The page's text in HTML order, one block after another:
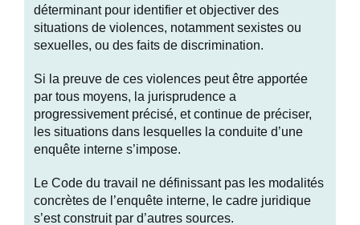
déterminant pour identifier et objectiver des
situations de violences, notamment sexistes ou
sexuelles, ou des faits de discrimination.
Si la preuve de ces violences peut être apportée
par tous moyens, la jurisprudence a
progressivement précisé, et continue de préciser,
les situations dans lesquelles la conduite d’une
enquête interne s’impose.
Le Code du travail ne définissant pas les modalités
concrètes de l’enquête interne, le cadre juridique
s’est construit par d’autres sources.